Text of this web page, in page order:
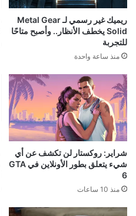
ريميك غير رسمي لـ Metal Gear
Solid يخطف الأنظار.. وأصبح متاحًا
للتجربة
منذ ساعة واحدة
شراير: روكستار لن تكشف عن أي
شيء يتعلق بطور الأونلاين في GTA
6
منذ 10 ساعات